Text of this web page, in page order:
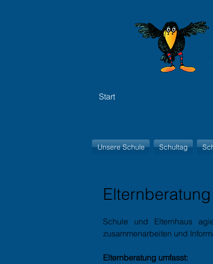
Start
Unsere Schule Schultag
Schule und Elternhaus
zusammenarbeiten und
Elternberatung umfasst: